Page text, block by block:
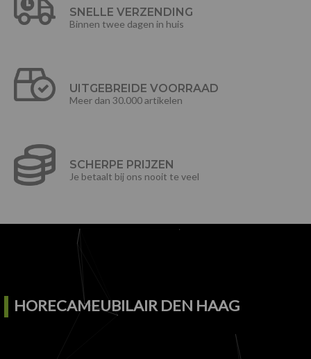
SNELLE VERZENDING
Binnen twee dagen in huis
UITGEBREIDE VOORRAAD
Meer dan 30.000 artikelen
SCHERPE PRIJZEN
Je betaalt bij ons nooit te veel
HORECAMEUBILAIR DEN HAAG